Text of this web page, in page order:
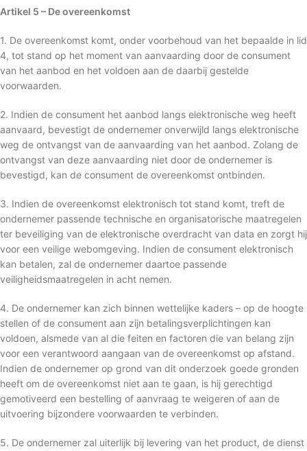
Artikel 5 – De overeenkomst
1. De overeenkomst komt, onder voorbehoud van het bepaalde in lid
4, tot stand op het moment van aanvaarding door de consument
van het aanbod en het voldoen aan de daarbij gestelde
voorwaarden.
2. Indien de consument het aanbod langs elektronische weg heeft
aanvaard, bevestigt de ondernemer onverwijld langs elektronische
weg de ontvangst van de aanvaarding van het aanbod. Zolang de
ontvangst van deze aanvaarding niet door de ondernemer is
bevestigd, kan de consument de overeenkomst ontbinden.
3. Indien de overeenkomst elektronisch tot stand komt, treft de
ondernemer passende technische en organisatorische maatregelen
ter beveiliging van de elektronische overdracht van data en zorgt hij
voor een veilige webomgeving. Indien de consument elektronisch
kan betalen, zal de ondernemer daartoe passende
veiligheidsmaatregelen in acht nemen.
4. De ondernemer kan zich binnen wettelijke kaders – op de hoogte
stellen of de consument aan zijn betalingsverplichtingen kan
voldoen, alsmede van al die feiten en factoren die van belang zijn
voor een verantwoord aangaan van de overeenkomst op afstand.
Indien de ondernemer op grond van dit onderzoek goede gronden
heeft om de overeenkomst niet aan te gaan, is hij gerechtigd
gemotiveerd een bestelling of aanvraag te weigeren of aan de
uitvoering bijzondere voorwaarden te verbinden.
5. De ondernemer zal uiterlijk bij levering van het product, de dienst